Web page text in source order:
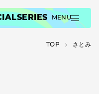
SERIES MENU
TOP さとみ